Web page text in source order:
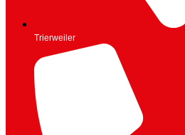
Trierweiler